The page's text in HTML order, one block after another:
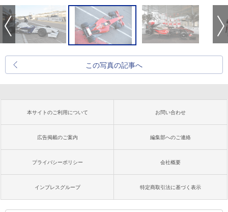
この写真の記事へ
本サイトのご利用について お問い合わせ
広告掲載のご案内 編集部へのご連絡
プライバシーポリシー 会社概要
インプレスグループ 特定商取引法に基づく表示